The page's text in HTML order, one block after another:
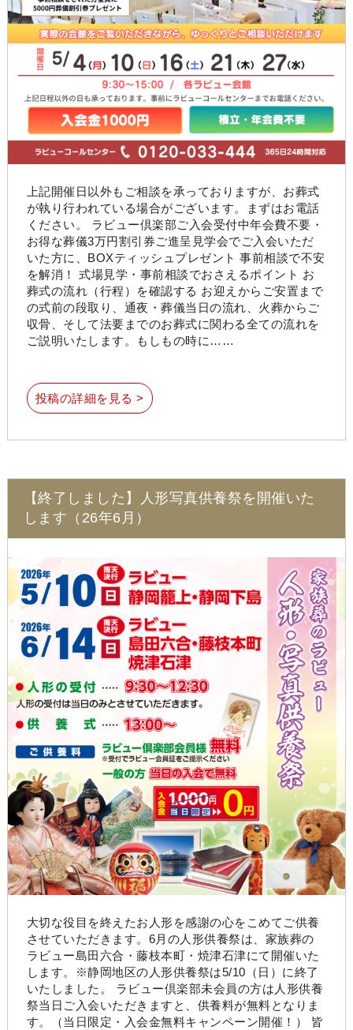
上記開催日以外もご相談を承っておりますが、お葬式
が執り行われている場合がございます。まずはお電話
ください。 ラビュー倶楽部ご入会受付中年会費不要・
お得な葬儀3万円割引券ご進呈見学会でご入会いただ
いた方に、BOXティッシュプレゼント 事前相談で不安
を解消！ 式場見学・事前相談でおさえるポイント お
葬式の流れ（行程）を確認する お迎えからご安置まで
の式前の段取り、通夜・葬儀当日の流れ、火葬からご
収骨、そして法要までのお葬式に関わる全ての流れを
ご説明いたします。もしもの時に……
投稿の詳細を見る >
【終了しました】人形写真供養祭を開催いた
します（26年6月）
大切な役目を終えたお人形を感謝の心をこめてご供養
させていただきます。6月の人形供養祭は、家族葬の
ラビュー島田六合・藤枝本町・焼津石津にて開催いた
します。※静岡地区の人形供養祭は5/10（日）に終了
いたしました。 ラビュー倶楽部未会員の方は人形供養
祭当日ご入会いただきますと、供養料が無料となりま
す。（当日限定・入会金無料キャンペーン開催！） 皆